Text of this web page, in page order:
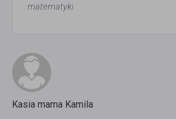
matematyki.
Kasia mama Kamila